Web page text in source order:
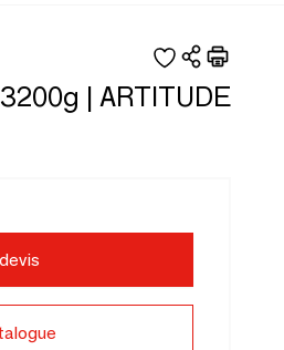
| ARTITUDE